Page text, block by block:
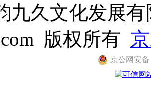
九久文化发展
版权所有
京公网安备